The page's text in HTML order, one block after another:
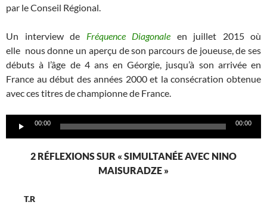
par le Conseil Régional.
Un interview de Fréquence Diagonale en juillet 2015 où
elle nous donne un aperçu de son parcours de joueuse, de ses
débuts à l’âge de 4 ans en Géorgie, jusqu’à son arrivée en
France au début des années 2000 et la consécration obtenue
avec ces titres de championne de France.
Lecteur00:00 00:00
2 RÉFLEXIONS SUR « SIMULTANÉE AVEC NINO
MAISURADZE »
T.R